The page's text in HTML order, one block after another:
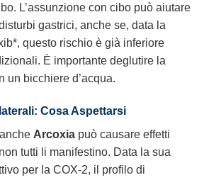
L’assunzione con cibo può aiutare
gastrici, anche se, data la
questo rischio è già inferiore
È importante deglutire la
un bicchiere d’acqua.
Cosa Aspettarsi
Arcoxia può causare effetti
tutti li manifestino. Data la sua
per la COX-2, il profilo di